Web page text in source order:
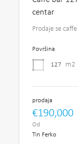
centar
Prodaje se
Površina
127 m2
prodaja
€190,000
Od
Tin Ferko